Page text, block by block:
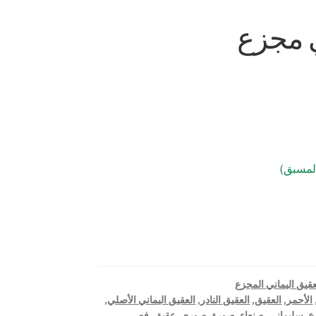
مجزع
اليماني المجزع
, الأحمر , العقيق, العقيق النادر , العقيق اليماني الأصلي,